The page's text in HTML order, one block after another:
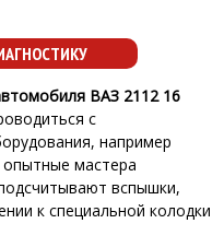
ВАЗ 2112 16
с
например
опытные мастера
вспышки,
к специальной колодки